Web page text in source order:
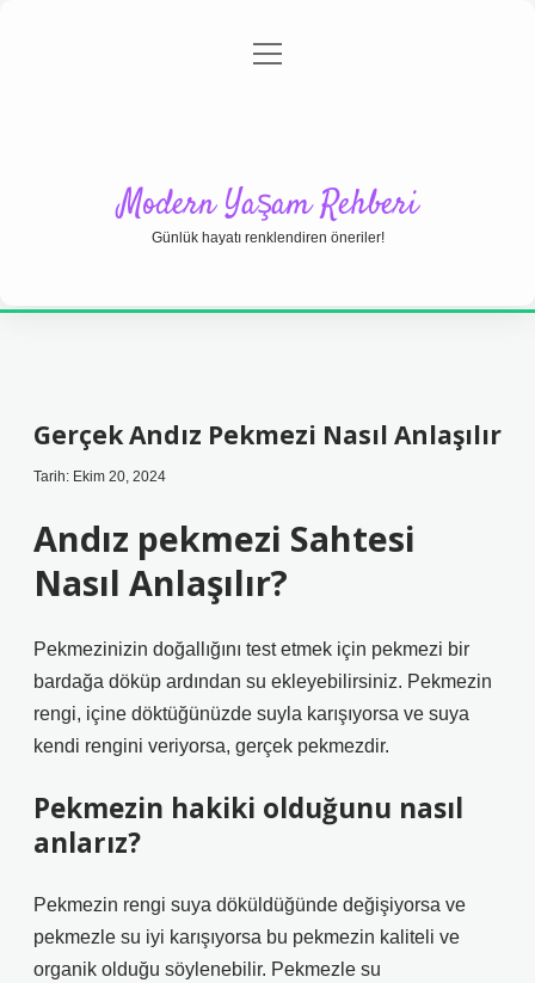
Gizlilik Politikası
menüyü
Modern Yaşam Rehberi
Günlük hayatı renklendiren öneriler!
Gerçek Andız Pekmezi Nasıl Anlaşılır
Tarih: Ekim 20, 2024
Andız pekmezi Sahtesi
Nasıl Anlaşılır?
Pekmezinizin doğallığını test etmek için pekmezi bir
bardağa döküp ardından su ekleyebilirsiniz. Pekmezin
rengi, içine döktüğünüzde suyla karışıyorsa ve suya
kendi rengini veriyorsa, gerçek pekmezdir.
Pekmezin hakiki olduğunu nasıl
anlarız?
Pekmezin rengi suya döküldüğünde değişiyorsa ve
pekmezle su iyi karışıyorsa bu pekmezin kaliteli ve
organik olduğu söylenebilir. Pekmezle su